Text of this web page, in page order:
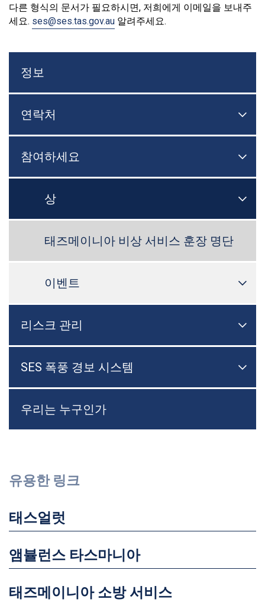
다른 형식의 문서가 필요하시면, 저희에게 이메일을 보내주
세요. ses@ses.tas.gov.au 알려주세요.
정보
연락처 메뉴

참여하세요 메뉴

상 메뉴

태즈메이니아 비상 서비스 훈장 명단
이벤트 메뉴

리스크 관리 메뉴

SES 폭풍 경보 시스템 메뉴

우리는 누구인가
유용한 링크
태스얼럿
앰뷸런스 타스마니아
태즈메이니아 소방 서비스